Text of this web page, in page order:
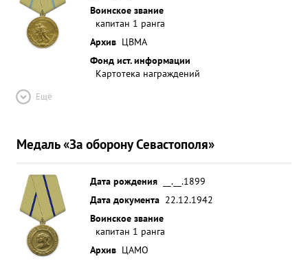
Воинское звание
капитан 1 ранга
Архив ЦВМА
Фонд ист. информации
Картотека награждений
Ещё
Медаль «За оборону Севастополя»
Дата рождения
__.__.1899
Дата документа 22.12.1942
Воинское звание
капитан 1 ранга
Архив ЦАМО